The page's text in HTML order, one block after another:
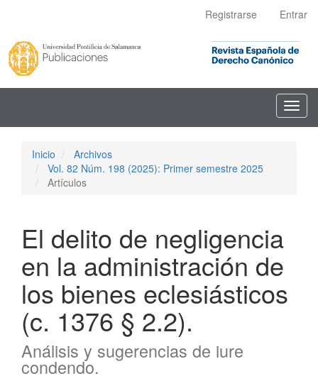
principal
Barra
lateral
Registrarse Entrar
Inicio
Archivos
Vol. 82 Núm. 198 (2025): Primer semestre 2025
Artículos
El delito de negligencia
en la administración de
los bienes eclesiásticos
(c. 1376 § 2.2).
Análisis y sugerencias de iure
condendo.